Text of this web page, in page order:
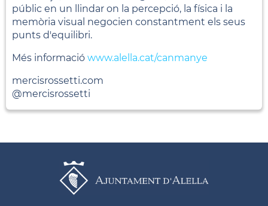
públic en un llindar on la percepció, la física i la
memòria visual negocien constantment els seus
punts d'equilibri.
Més informació www.alella.cat/canmanye
mercisrossetti.com
@mercisrossetti